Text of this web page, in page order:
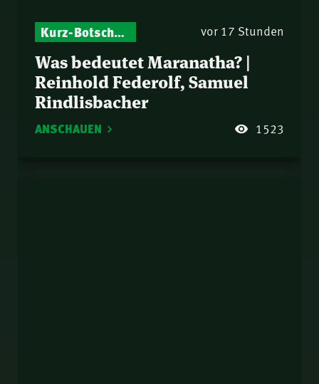
Kurz-Botschaften – Biblische Impulse mit Zukunft im Blick vor 17 Stunden
Was bedeutet Maranatha? |
Reinhold Federolf, Samuel
Rindlisbacher
ANSCHAUEN 1523